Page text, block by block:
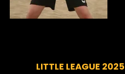
LITTLE LEAGUE 2025